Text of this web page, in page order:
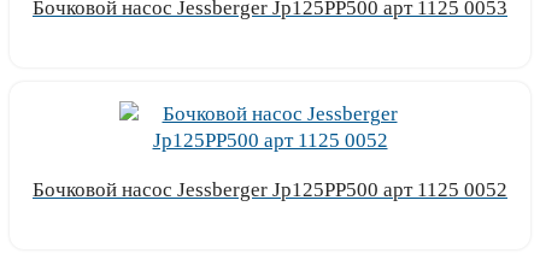
Бочковой насос Jessberger Jp125PP500 арт 1125 0053
Бочковой насос Jessberger Jp125PP500 арт 1125 0052